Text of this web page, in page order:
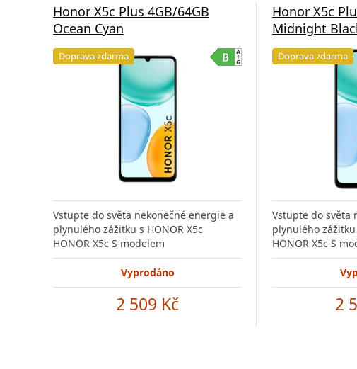
Honor X5c Plus 4GB/64GB
Ocean Cyan
Doprava zdarma
Vstupte do světa nekonečné energie a
plynulého zážitku s HONOR X5c
HONOR X5c S modelem
Vyprodáno
2 509 Kč
Honor X5c
Midnight
Doprava zdarma
Vstupte do světa
plynulého zážitku
HONOR X5c S
2